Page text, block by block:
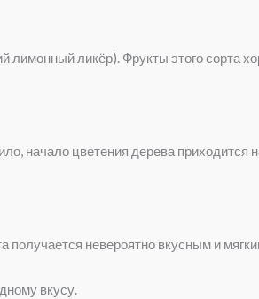
ликёр). Фрукты этого сорта
начало цветения дерева приходится
получается невероятно вкусным и
вкусу.